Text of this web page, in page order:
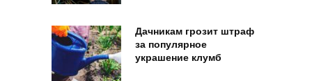
Дачникам грозит штраф
за популярное
украшение клумб